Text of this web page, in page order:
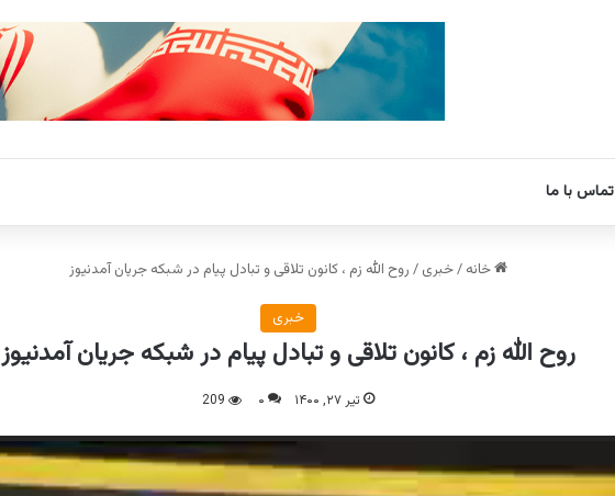
تماس با ما
خانه /خبری / روح الله زم ، کانون تلاقی و تبادل پیام در شبکه جریان آمدنیوز
خبری
روح الله زم ، کانون تلاقی و تبادل پیام در شبکه جریان آمدنیوز
تیر ۲۷, ۱۴۰۰ ۰ 209